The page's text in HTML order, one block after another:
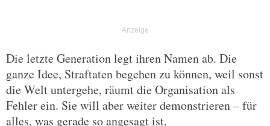
Die letzte Generation legt ihren Namen ab. Die
ganze Idee, Straftaten begehen zu können, weil sonst
die Welt untergehe, räumt die Organisation als
Fehler ein. Sie will aber weiter demonstrieren – für
alles, was gerade so angesagt ist.